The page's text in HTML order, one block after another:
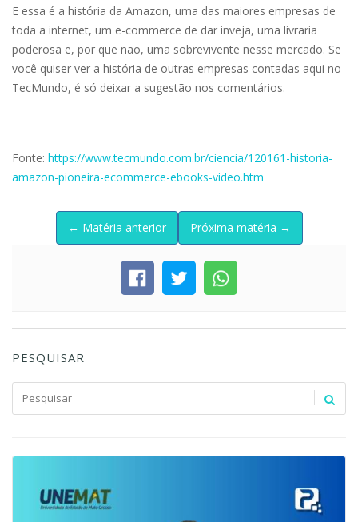
E essa é a história da Amazon, uma das maiores empresas de
toda a internet, um e-commerce de dar inveja, uma livraria
poderosa e, por que não, uma sobrevivente nesse mercado. Se
você quiser ver a história de outras empresas contadas aqui no
TecMundo, é só deixar a sugestão nos comentários.
Fonte: https://www.tecmundo.com.br/ciencia/120161-historia-
amazon-pioneira-ecommerce-ebooks-video.htm
← Matéria anterior Próxima matéria →
PESQUISAR